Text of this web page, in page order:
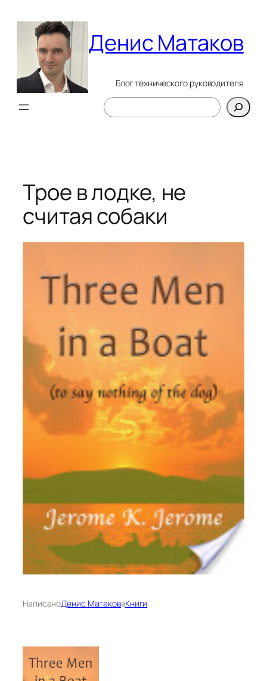
содержимому
Денис Матаков
Блог технического руководителя
Поиск
Трое в лодке, не
считая собаки
НаписаноДенис МатаковвКниги